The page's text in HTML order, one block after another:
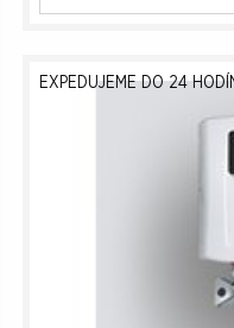
EXPEDUJEME DO 24